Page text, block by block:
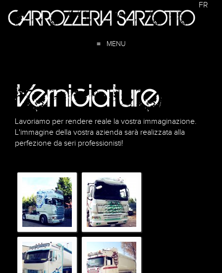
FR
≡ MENU
Lavoriamo per rendere reale la vostra immaginazione.
L'immagine della vostra azienda sarà realizzata alla
perfezione da seri professionisti!